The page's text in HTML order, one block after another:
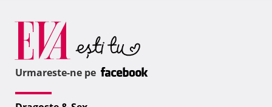
Urmareste-ne pe